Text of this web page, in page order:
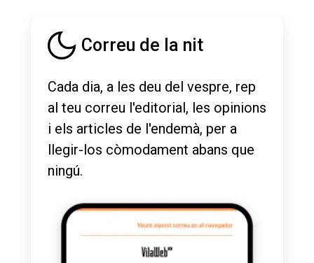
Correu de la nit
Cada dia, a les deu del vespre, rep
al teu correu l'editorial, les opinions
i els articles de l'endemà, per a
llegir-los còmodament abans que
ningú.